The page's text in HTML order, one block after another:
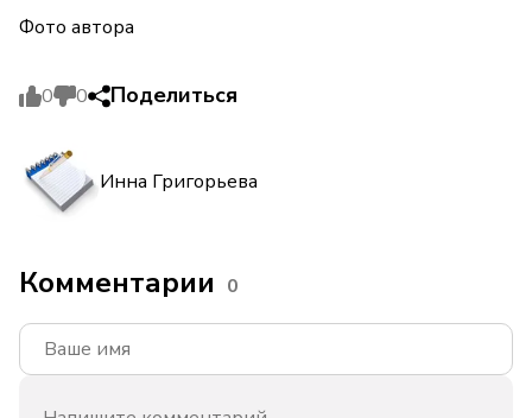
Фото автора
0 0 Поделиться
Инна Григорьева
Комментарии 0